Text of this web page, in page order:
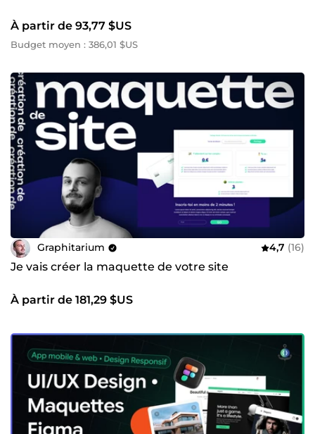
À partir de 93,77 $US
Budget moyen : 386,01 $US
Graphitarium 4,7 (16)
Je vais créer la maquette de votre site
À partir de 181,29 $US